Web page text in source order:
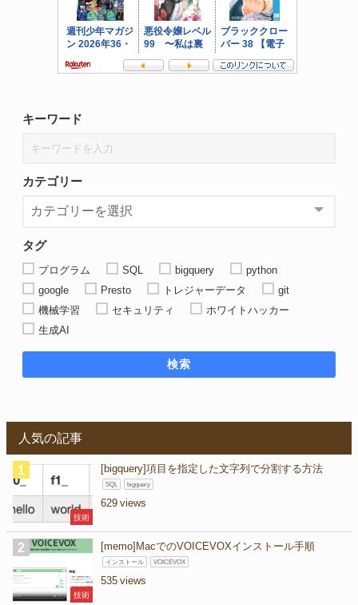
キーワード
カテゴリー
タグ
プログラム SQL bigquery
python
google
Presto トレジャーデータ
git
機械学習
セキュリティ
ホワイトハッカー
生成AI
検索
人気の記事
技術
[bigquery]項目を指定した文字列で分割する方法
SQL bigquery
629
技術
[memo]MacでのVOICEVOXインストール手順
インストール VOICEVOX
535